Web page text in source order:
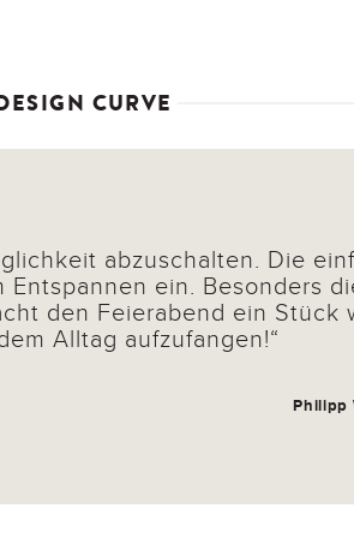
CURVE
abzuschalten. Die
ein. Besonders
den Feierabend ein Stück
Alltag aufzufangen!
Philipp